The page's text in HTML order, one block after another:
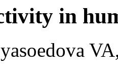
in